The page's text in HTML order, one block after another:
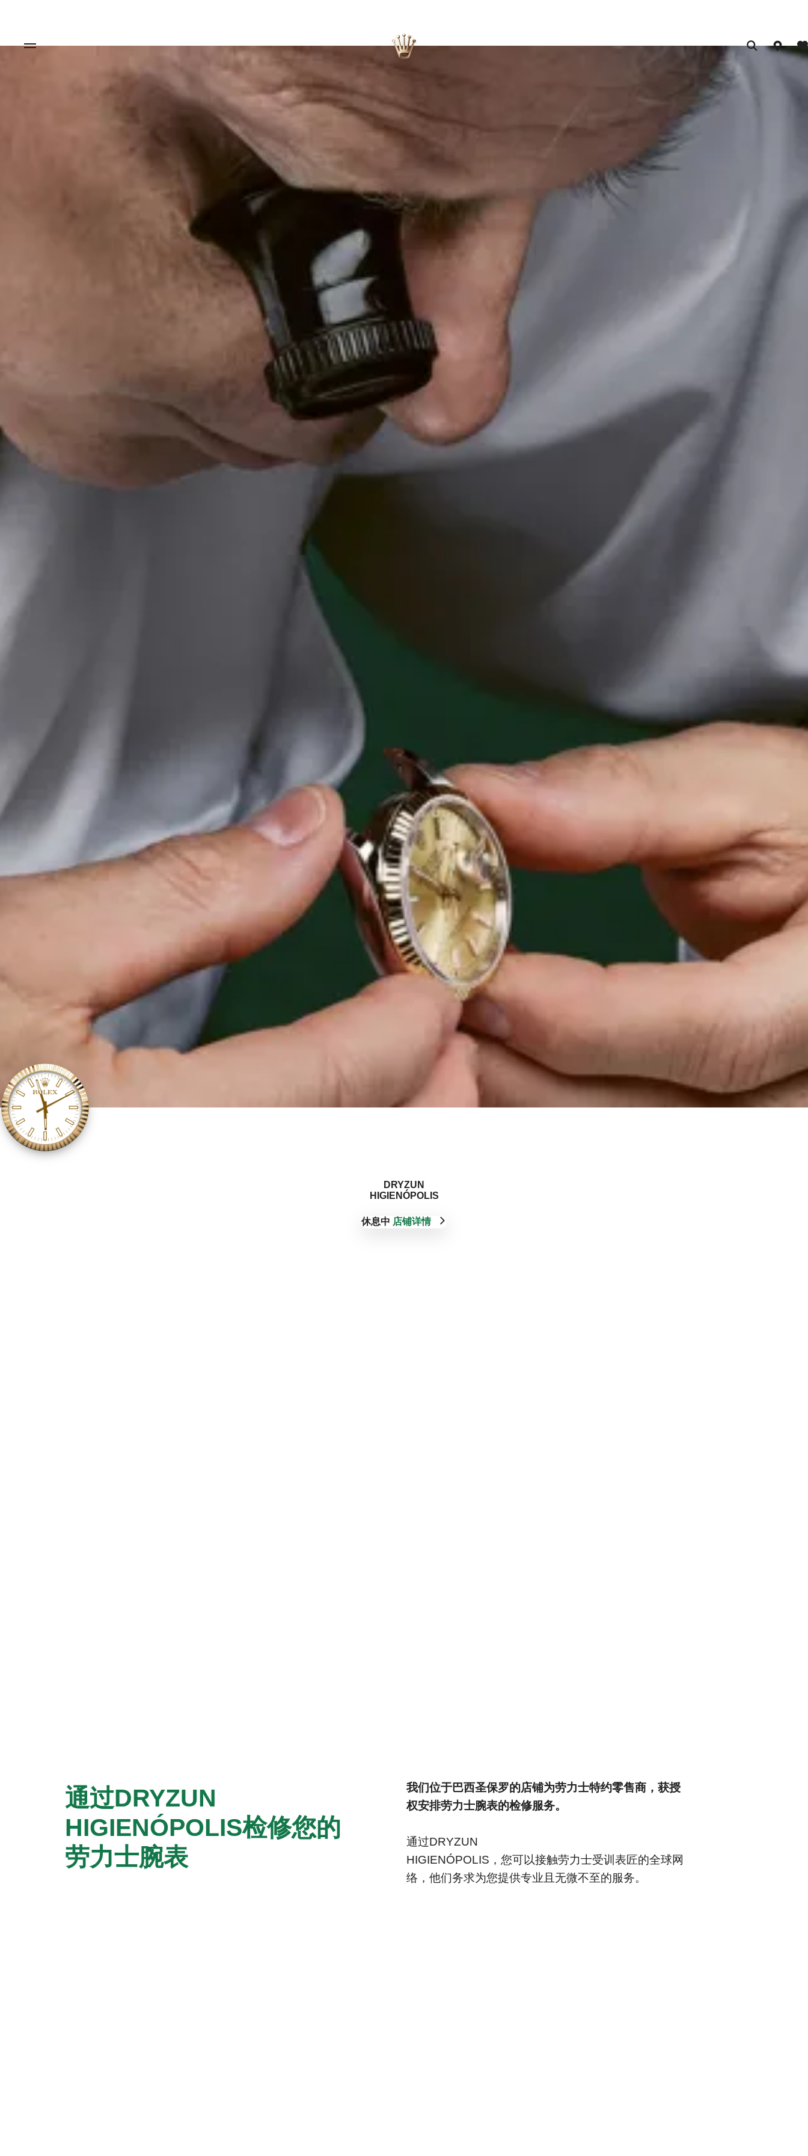
‭DRYZUN
HIGIENÓPOLIS‬
休息中 店铺详情
通过‭DRYZUN
HIGIENÓPOLIS‬检修您的
劳力士腕表
我们位于巴西圣保罗的店铺为劳力士特约零售商，获授
权安排劳力士腕表的检修服务。
通过‭DRYZUN
HIGIENÓPOLIS‬，您可以接触劳力士受训表匠的全球网
络，他们务求为您提供专业且无微不至的服务。